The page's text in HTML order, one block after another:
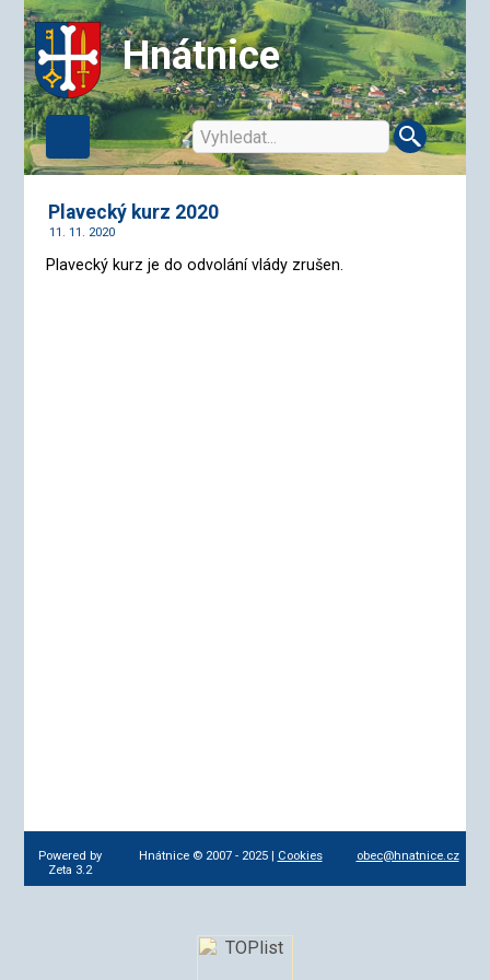
Hnátnice
Plavecký kurz 2020
11. 11. 2020
Plavecký kurz je do odvolání vlády zrušen.
Powered by
Zeta 3.2
Hnátnice © 2007 - 2025 | Cookies obec@hnatnice.cz